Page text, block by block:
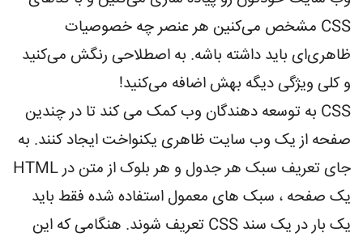
CSS مشخص می‌کنین هر عنصر چه خصوصیات
ظاهری‌ای باید داشته باشه. به اصطلاحی رنگش می‌کنید
و کلی ویژگی دیگه بهش اضافه می‌کنید!
CSS به توسعه دهندگان وب کمک می کند تا در چندین
صفحه از یک وب سایت ظاهری یکنواخت ایجاد کنند. به
جای تعریف سبک هر جدول و هر بلوک از متن در HTML
یک صفحه ، سبک های معمول استفاده شده فقط باید
یک بار در یک سند CSS تعریف شوند. هنگامی که این